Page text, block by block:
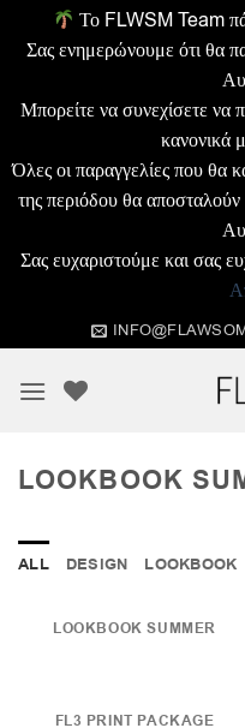
Το FLWSM Team
Σας ενημερώνουμε ότι θα
Μπορείτε να συνεχίσετε να
κανονικά
Όλες οι παραγγελίες που θα
της περιόδου θα αποσταλούν
Σας ευχαριστούμε και σας
στο
περιεχόμενο
LOOKBOOK
ALL DESIGN LOOKBOOK
LOOKBOOK SUMMER
FL3 PRINT PACKAGE